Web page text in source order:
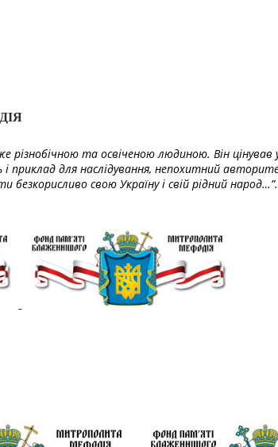
та освіченою людиною. Він
для наслідування, непохитний
свою Україну і свій рідний народ…”.